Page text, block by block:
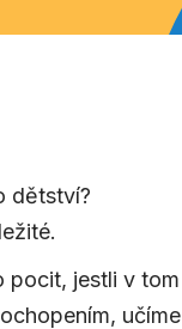
dětství?
jestli v